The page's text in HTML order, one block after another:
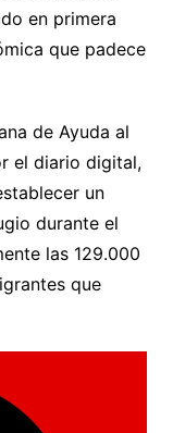
en primera
que padece
de Ayuda al
el diario digital,
un
durante el
las 129.000
que